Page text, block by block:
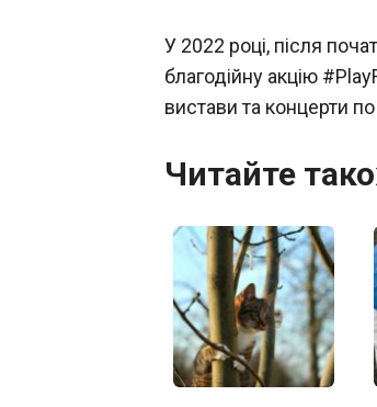
У 2022 році, після
благодійну акцію
вистави та концерти по
Читайте